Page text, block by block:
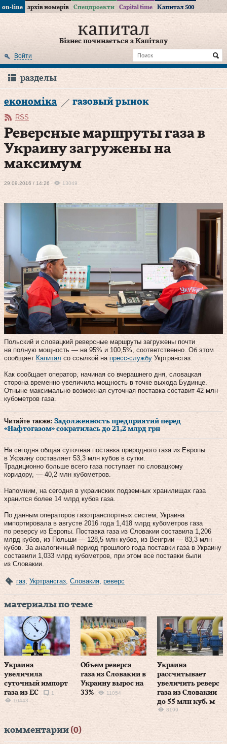
on-line архів номерів Спецпроекти Capital time Капитал 500
Бізнес починається з Капіталу
Войти
разделы
економіка газовый рынок
RSS
Реверсные маршруты газа в
Украину загружены на
максимум
29.09.2016 / 14:26 13049
Польский и словацкий реверсные маршруты загружены почти
на полную мощность — на 95% и 100,5%, соответственно. Об этом
сообщает Капитал со ссылкой на пресс-службу Укртрансгаз.
Как сообщает оператор, начиная со вчерашнего дня, словацкая
сторона временно увеличила мощность в точке выхода Будинце.
Отныне максимально возможная суточная поставка составит 42 млн
кубометров газа.
Читайте также: Задолженность предприятий перед
«Нафтогазом» сократилась до 21,2 млрд грн
На сегодня общая суточная поставка природного газа из Европы
в Украину составляет 53,3 млн кубов в сутки.
Традиционно больше всего газа поступает по словацкому
коридору, — 40,2 млн кубометров.
Напомним, на сегодня в украинских подземных хранилищах газа
хранится более 14 млрд кубов газа.
По данным операторов газотранспортных систем, Украина
импортировала в августе 2016 года 1,418 млрд кубометров газа
по реверсу из Европы. Поставка газа из Словакии составила 1,206
млрд кубов, из Польши — 128,5 млн кубов, из Венгрии — 83,3 млн
кубов. За аналогичный период прошлого года поставки газа в Украину
составили 1,033 млрд кубометров, при этом все поставки были
из Словакии.
газ Укртрансгаз Словакия реверс
материалы по теме
Украина
увеличила
суточный импорт
газа из ЕС
1
10443
Объем реверса
газа из Словакии в
Украину вырос на
33%
11054
Украина
рассчитывает
увеличить реверс
газа из Словакии
до 55 млн куб. м
8199
комментарии (0)